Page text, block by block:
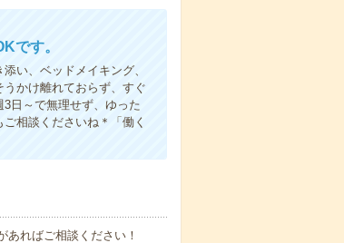
です。
い、ベッドメイキング、
かけ離れておらず、すぐ
日～で無理せず、ゆった
相談くださいね＊「働く
ればご相談ください！